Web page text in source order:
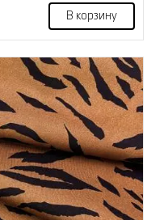
В корзину